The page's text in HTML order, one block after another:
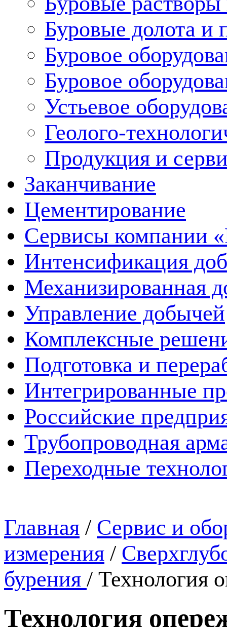
Буровые долота и
Буровое
Буровое
Устьевое
Геолого-
Продукция и
Заканчивание
Цементирование
Сервисы компании
Интенсификация
Механизированная
Управление добычей
Комплексные
Подготовка и
Интегрированные
Российские
Трубопроводная
Переходные
Главная / Сервис и
измерения /
бурения / Технология
Технология